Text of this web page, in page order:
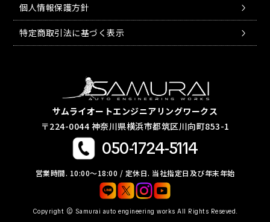
個人情報保護方針
特定商取引法に基づく表示
サムライオートエンジニアリングワークス
〒224-0044 神奈川県横浜市都筑区川向町853-1
050-1724-5114
営業時間. 10:00〜18:00 / 定休日. 当社指定日及び年末年始
Copyright © Samurai auto engineering works All Rights Reseved.